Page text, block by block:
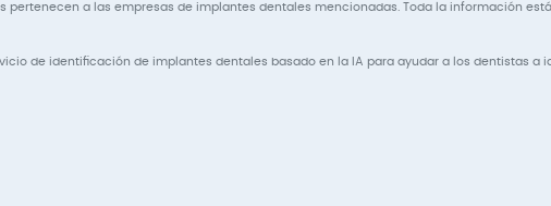
pertenecen a las empresas de implantes dentales mencionadas. Toda la información
de identificación de implantes dentales basado en la IA para ayudar a los dentistas a